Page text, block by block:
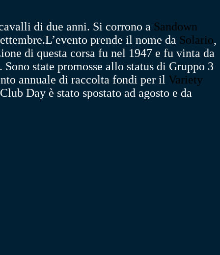
di due anni. Si corrono a Sandown
L’evento prende il nome da Solario,
di questa corsa fu nel 1947 e fu vinta da
state promosse allo status di Gruppo 3
annuale di raccolta fondi per il Variety
Day è stato spostato ad agosto e da